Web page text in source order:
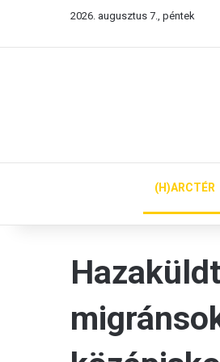
2026. augusztus 7., péntek
(H)ARCTÉR